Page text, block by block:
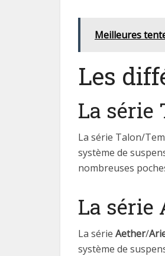
Meilleures
Les
La série
La série Talon/
système de
nombreuses
La série
La série Aether/
système de